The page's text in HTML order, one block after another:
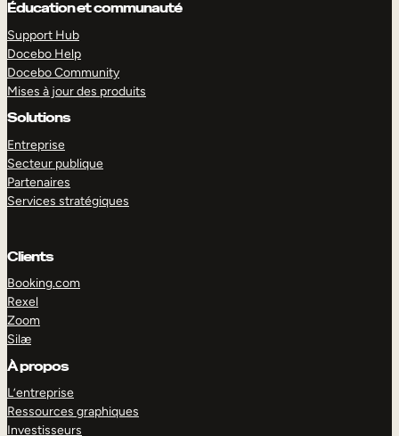
Éducation et communauté
Support Hub
Docebo Help
Docebo Community
Mises à jour des produits
Solutions
Entreprise
Secteur publique
Partenaires
Services stratégiques
Clients
Booking.com
Rexel
Zoom
Silæ
À propos
L’entreprise
Ressources graphiques
Investisseurs